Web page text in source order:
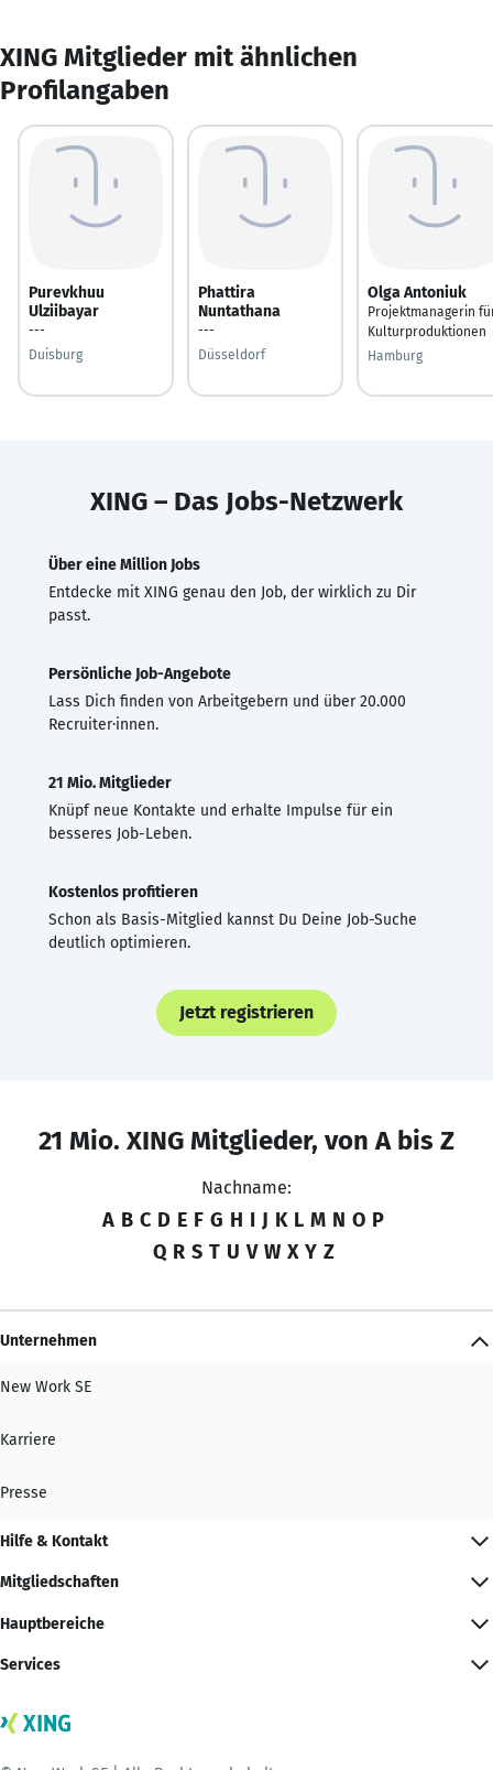
XING Mitglieder mit ähnlichen
Profilangaben
Purevkhuu
Ulziibayar
---
Duisburg
Phattira
Nuntathana
---
Düsseldorf
Olga Antoniuk
Projektmanagerin
Kulturproduktionen
Hamburg
XING – Das Jobs-Netzwerk
Über eine Million Jobs
Entdecke mit XING genau den Job, der wirklich zu Dir
passt.
Persönliche Job-Angebote
Lass Dich finden von Arbeitgebern und über 20.000
Recruiter·innen.
21 Mio. Mitglieder
Knüpf neue Kontakte und erhalte Impulse für ein
besseres Job-Leben.
Kostenlos profitieren
Schon als Basis-Mitglied kannst Du Deine Job-Suche
deutlich optimieren.
Jetzt registrieren
21 Mio. XING Mitglieder, von A bis Z
Nachname:
A B C D E F G H I J K L M N O P
Q R S T U V W X Y Z
Unternehmen
New Work SE
Karriere
Presse
Hilfe & Kontakt
Mitgliedschaften
Hauptbereiche
Services